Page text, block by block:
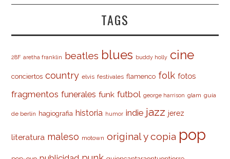
TAGS
28F aretha franklin beatles blues buddy holly cine
conciertos country elvis festivales flamenco folk fotos
fragmentos funerales funk futbol george harrison glam guía
de berlín hagiografia historia humor indie jazz jerez
literatura maleso motown original y copia pop